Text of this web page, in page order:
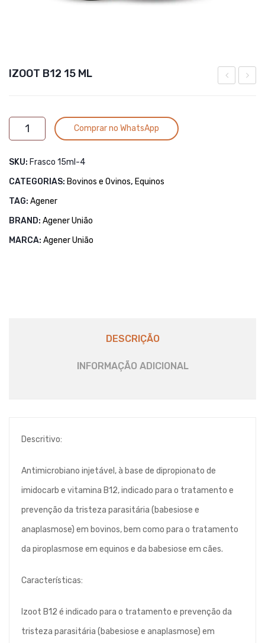
IZOOT B12 15 ML
IZOOT
B12
ML
quantidade
Comprar no WhatsApp
SKU: Frasco 15ml-4
CATEGORIAS: Bovinos e Ovinos, Equinos
TAG: Agener
BRAND: Agener União
MARCA: Agener União
DESCRIÇÃO
INFORMAÇÃO ADICIONAL
Descritivo:
Antimicrobiano injetável, à base de dipropionato de
imidocarb e vitamina B12, indicado para o tratamento e
prevenção da tristeza parasitária (babesiose e
anaplasmose) em bovinos, bem como para o tratamento
da piroplasmose em equinos e da babesiose em cães.
Características:
Izoot B12 é indicado para o tratamento e prevenção da
tristeza parasitária (babesiose e anaplasmose) em